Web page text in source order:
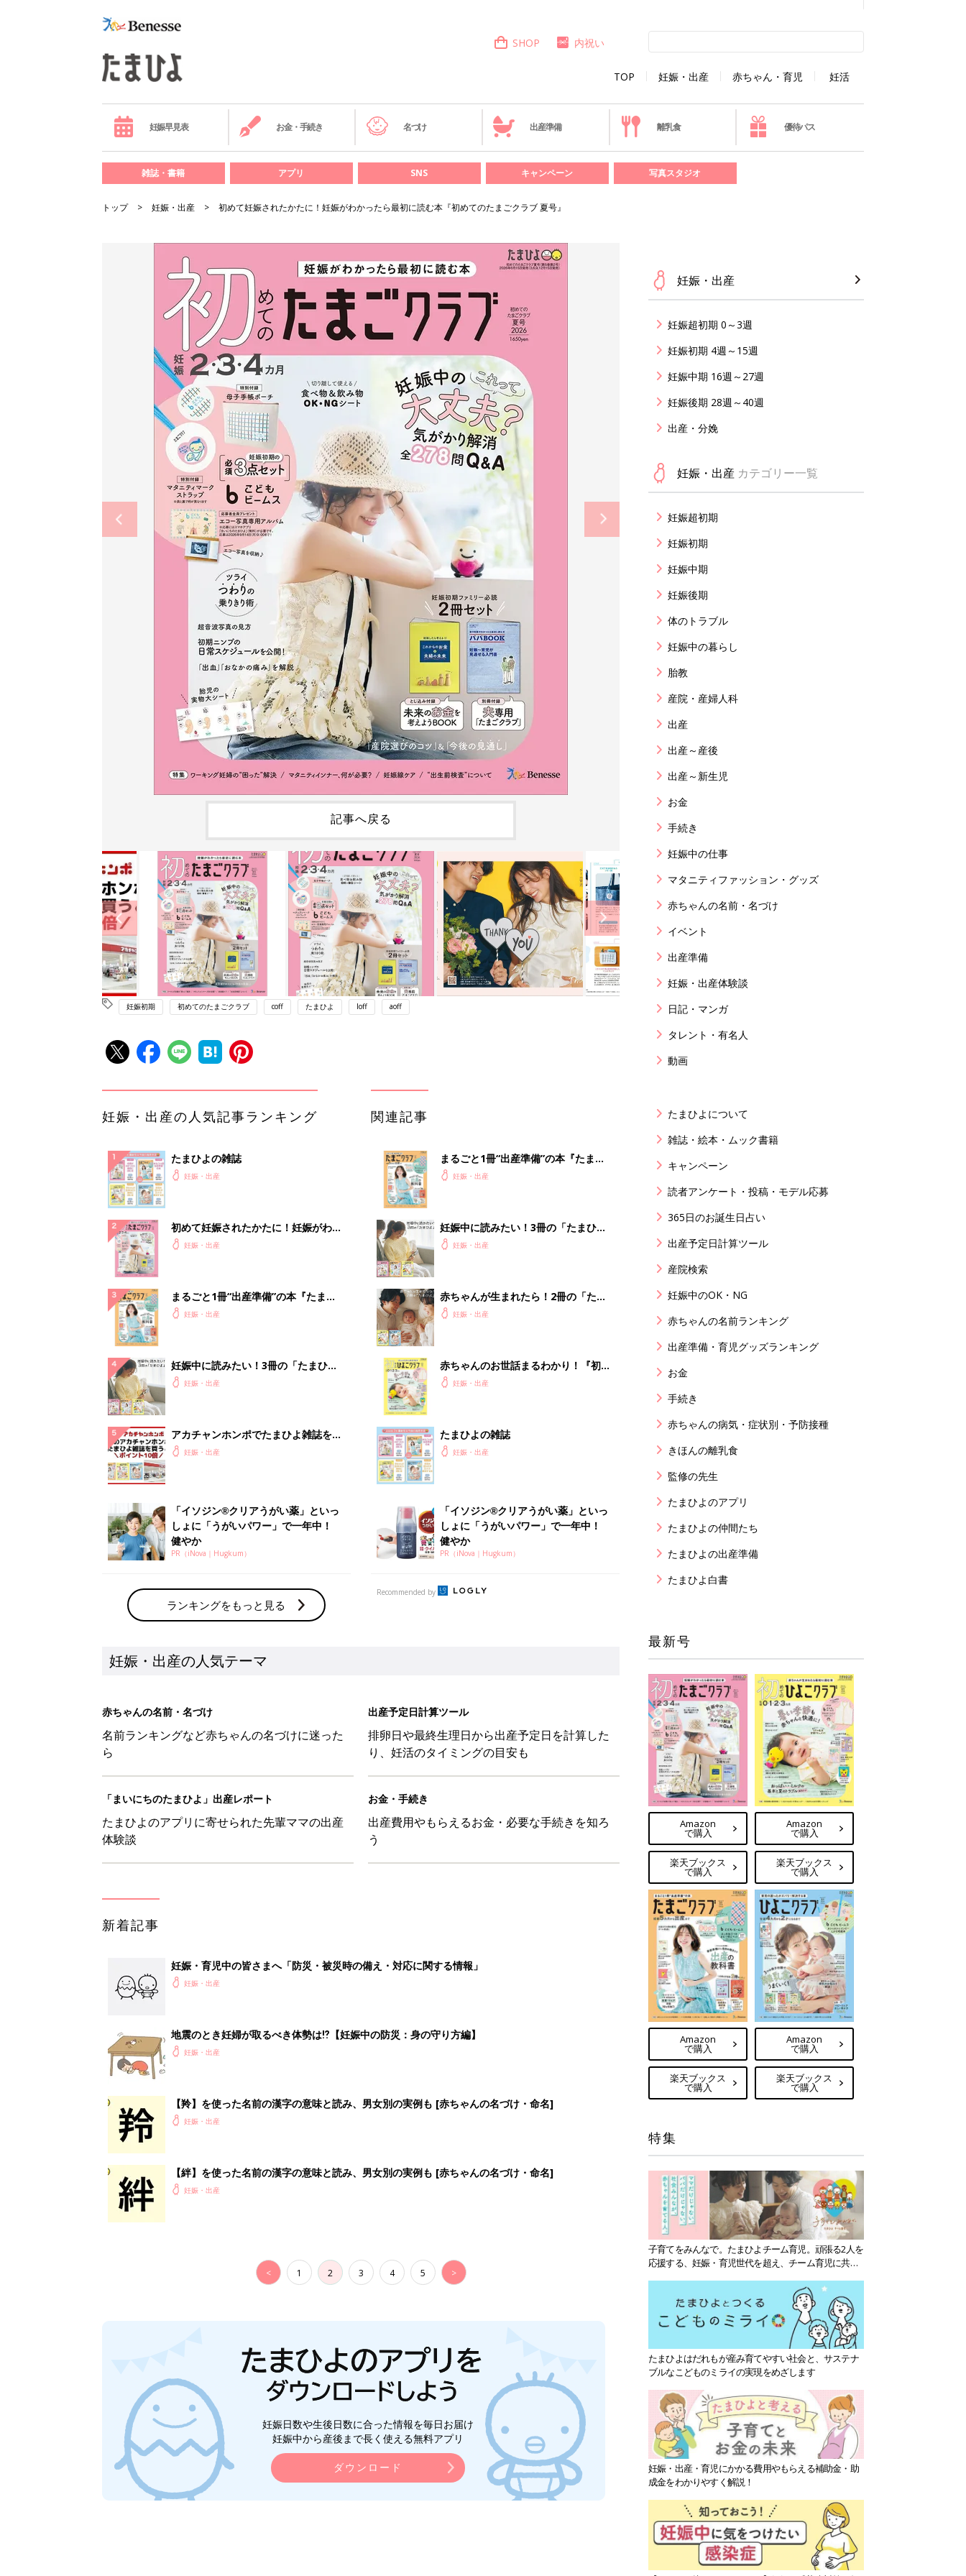
TOP 妊娠・出産 赤ちゃん・育児 妊活
SHOP 内祝い
妊娠早見表 お金・手続き 名づけ 出産準備 離乳食 優待パス
雑誌・書籍 アプリ SNS キャンペーン 写真スタジオ
トップ 妊娠・出産 初めて妊娠されたかたに！妊娠がわかったら最初に読む本『初めてのたまごクラブ 夏号』
記事へ戻る
妊娠初期 初めてのたまごクラブ coff たまひよ loff aoff
妊娠・出産の人気記事ランキング
たまひよの雑誌
妊娠・出産
初めて妊娠されたかたに！妊娠がわか
ったら最初に読む本『初めてのたまご
妊娠・出産
まるごと1冊“出産準備”の本『たまご
クラブ 夏号』〈スペシャル大特集〉
妊娠・出産
妊娠中に読みたい！3冊の「たまひ
よ」妊娠・出産
アカチャンホンポでたまひよ雑誌を買
うとポイント10倍【期間限定】
妊娠・出産
「イソジン®クリアうがい薬」といっ
しょに「うがいパワー」で一年中！
健やか
PR（iNova｜Hugkum）
ランキングをもっと見る
関連記事
まるごと1冊“出産準備”の本『たまご
クラブ 夏号』〈スペシャル大特集〉
妊娠・出産
妊娠中に読みたい！3冊の「たまひ
よ」妊娠・出産
赤ちゃんが生まれたら！2冊の「たま
ひよ」
妊娠・出産
赤ちゃんのお世話まるわかり！『初め
てのひよこクラブ 夏号』〈巻頭大特
妊娠・出産
たまひよの雑誌
妊娠・出産
「イソジン®クリアうがい薬」といっ
しょに「うがいパワー」で一年中！
健やか
PR（iNova｜Hugkum）
Recommended by
妊娠・出産の人気テーマ
赤ちゃんの名前・名づけ
名前ランキングなど赤ちゃんの名づけに迷った
ら
出産予定日計算ツール
排卵日や最終生理日から出産予定日を計算した
り、妊活のタイミングの目安も
「まいにちのたまひよ」出産レポート
たまひよのアプリに寄せられた先輩ママの出産
体験談
お金・手続き
出産費用やもらえるお金・必要な手続きを知ろ
う
新着記事
妊娠・育児中の皆さまへ「防災・被災時の備え・対応に関する情報」
妊娠・出産
地震のとき妊婦が取るべき体勢は⁉︎【妊娠中の防災：身の守り方編】
妊娠・出産
【羚】を使った名前の漢字の意味と読み、男女別の実例も [赤ちゃんの名づけ・命名]
妊娠・出産
【絆】を使った名前の漢字の意味と読み、男女別の実例も [赤ちゃんの名づけ・命名]
妊娠・出産
< 1 2 3 4 5 >
妊娠日数や生後日数に合った情報を毎日お届け
妊娠中から産後まで長く使える無料アプリ
ダウンロード
妊娠・出産
妊娠超初期 0～3週
妊娠初期 4週～15週
妊娠中期 16週～27週
妊娠後期 28週～40週
出産・分娩
妊娠・出産 カテゴリー一覧
妊娠超初期
妊娠初期
妊娠中期
妊娠後期
体のトラブル
妊娠中の暮らし
胎教
産院・産婦人科
出産
出産～産後
出産～新生児
お金
手続き
妊娠中の仕事
マタニティファッション・グッズ
赤ちゃんの名前・名づけ
イベント
出産準備
妊娠・出産体験談
日記・マンガ
タレント・有名人
動画
たまひよについて
雑誌・絵本・ムック書籍
キャンペーン
読者アンケート・投稿・モデル応募
365日のお誕生日占い
出産予定日計算ツール
産院検索
妊娠中のOK・NG
赤ちゃんの名前ランキング
出産準備・育児グッズランキング
お金
手続き
赤ちゃんの病気・症状別・予防接種
きほんの離乳食
監修の先生
たまひよのアプリ
たまひよの仲間たち
たまひよの出産準備
たまひよ白書
最新号
Amazon
で購入
楽天ブックス
で購入
Amazon
で購入
楽天ブックス
で購入
Amazon
で購入
楽天ブックス
で購入
Amazon
で購入
楽天ブックス
で購入
特集
子育てをみんなで。たまひよチーム育児。頑張る2人を
応援する、妊娠・育児世代を超え、チーム育児に共感
たまひよはだれもが産み育てやすい社会と、サステナ
ブルなこどものミライの実現をめざします
妊娠・出産・育児にかかる費用やもらえる補助金・助
成金をわかりやすく解説！